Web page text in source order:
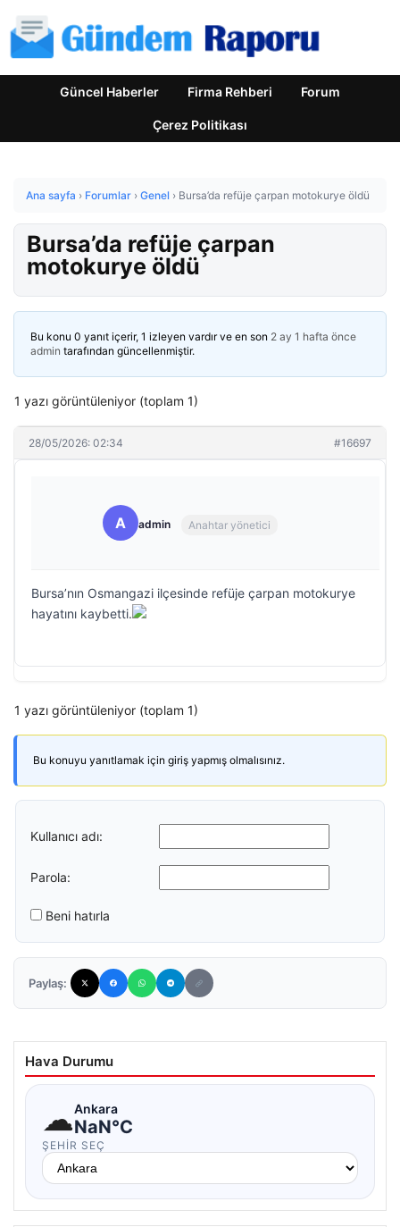
Güncel Haberler Firma Rehberi Forum
Çerez Politikası
Ana sayfa › Forumlar › Genel › Bursa’da refüje çarpan motokurye öldü
Bursa’da refüje çarpan
motokurye öldü
Bu konu 0 yanıt içerir, 1 izleyen vardır ve en son 2 ay 1 hafta önce
admin tarafından güncellenmiştir.
1 yazı görüntüleniyor (toplam 1)
28/05/2026: 02:34 #16697
A admin Anahtar yönetici
Bursa’nın Osmangazi ilçesinde refüje çarpan motokurye
hayatını kaybetti.
1 yazı görüntüleniyor (toplam 1)
Bu konuyu yanıtlamak için giriş yapmış olmalısınız.
Kullanıcı adı:
Parola:
Beni hatırla
Paylaş:
Hava Durumu
☁Ankara
NaN°C
ŞEHIR SEÇ